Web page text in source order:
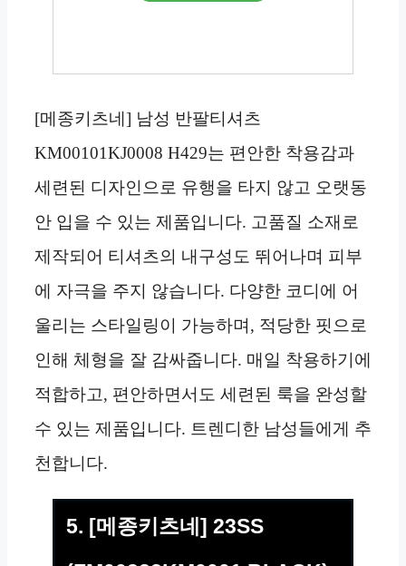
[메종키츠네] 남성 반팔티셔츠
KM00101KJ0008 H429는 편안한 착용감과
세련된 디자인으로 유행을 타지 않고 오랫동
안 입을 수 있는 제품입니다. 고품질 소재로
제작되어 티셔츠의 내구성도 뛰어나며 피부
에 자극을 주지 않습니다. 다양한 코디에 어
울리는 스타일링이 가능하며, 적당한 핏으로
인해 체형을 잘 감싸줍니다. 매일 착용하기에
적합하고, 편안하면서도 세련된 룩을 완성할
수 있는 제품입니다. 트렌디한 남성들에게 추
천합니다.
5. [메종키츠네] 23SS